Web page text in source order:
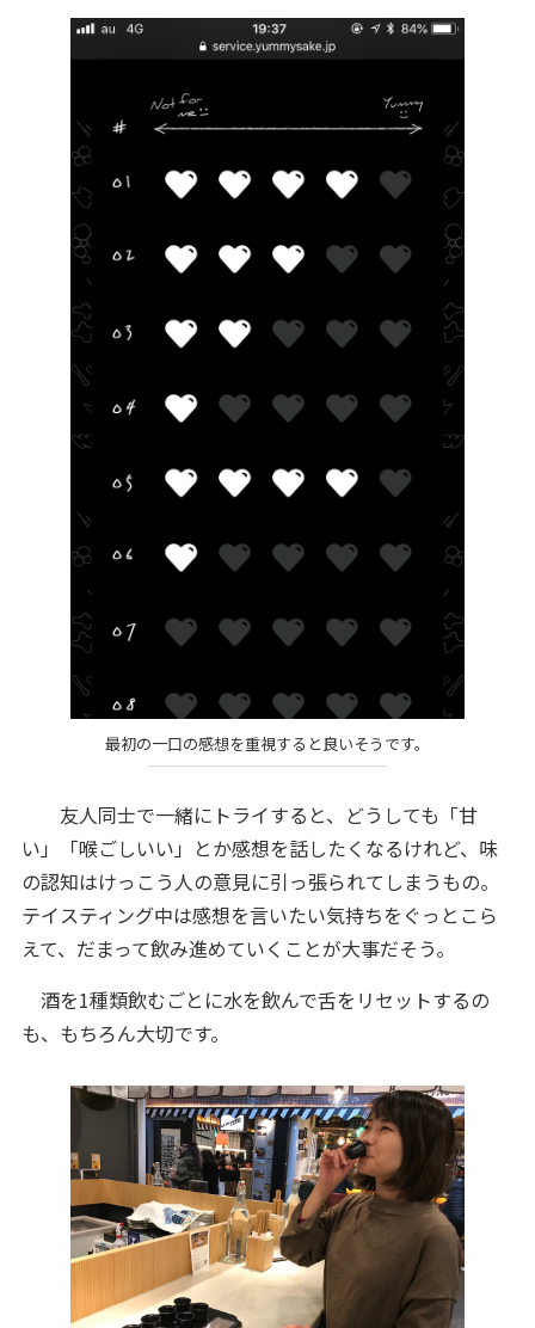
最初の一口の感想を重視すると良いそうです。
友人同士で一緒にトライすると、どうしても「甘
い」「喉ごしいい」とか感想を話したくなるけれど、味
の認知はけっこう人の意見に引っ張られてしまうもの。
テイスティング中は感想を言いたい気持ちをぐっとこら
えて、だまって飲み進めていくことが大事だそう。
酒を1種類飲むごとに水を飲んで舌をリセットするの
も、もちろん大切です。